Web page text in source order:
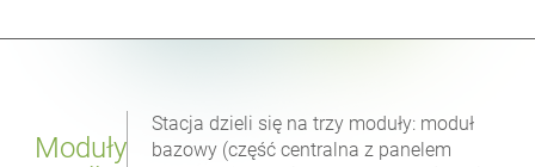
Moduły
Stacja dzieli się na trzy moduły: moduł
bazowy (część centralna z panelem